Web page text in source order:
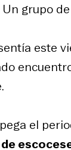
Un grupo
este
el